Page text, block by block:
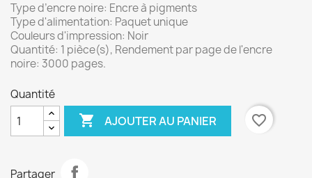
Type d’encre noire: Encre à pigments
Type d'alimentation: Paquet unique
Couleurs d'impression: Noir
Quantité: 1 pièce(s), Rendement par page de l'encre
noire: 3000 pages.
Quantité
 AJOUTER AU PANIER favorite_border
Partager